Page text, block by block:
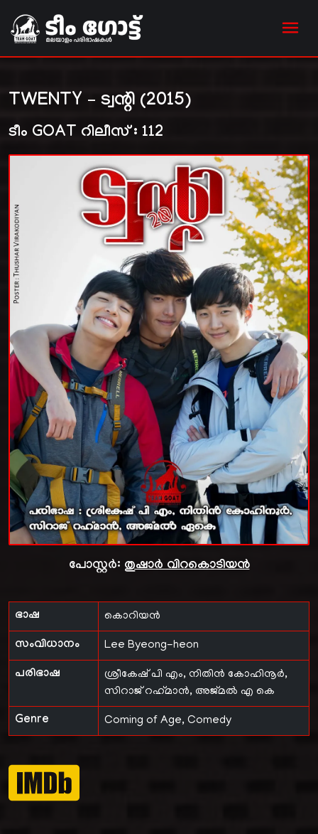
TWENTY – ട്വന്റി (2015)
ടീം GOAT റിലീസ് : 112
പോസ്റ്റർ: തുഷാർ വിറകൊടിയൻ
ഭാഷ കൊറിയൻ
സംവിധാനം Lee Byeong-heon
പരിഭാഷ ശ്രീകേഷ് പി എം, നിതിൻ കോഹിനൂർ,
സിറാജ് റഹ്‌മാൻ, അജ്മൽ എ കെ
Genre Coming of Age, Comedy